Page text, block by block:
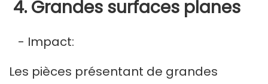
4. Grandes surfaces planes
- Impact:
Les pièces présentant de grandes